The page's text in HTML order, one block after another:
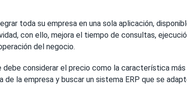
toda su empresa en una sola aplicación,
con ello, mejora el tiempo de consultas,
del negocio.
debe considerar el precio como la característica
la empresa y buscar un sistema ERP que se